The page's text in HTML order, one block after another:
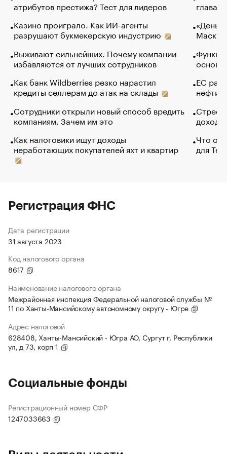
атрибутов престижа? Тест для лидеров
Казино проиграло. Как ИИ-агенты
разрушают букмекерскую индустрию
Выживают сильнейших. Почему компании
избавляются от лучших сотрудников
Как банк Wildberries резко нарастил
кредиты селлерам до атак на склады
Сотрудники открыли новый способ вредить
компаниям. Зачем им это
Как налоговики ищут доходы
неработающих покупателей яхт и квартир
глава
Маск в
основ
ЕС
нефти
Что
для
Регистрация ФНС
Дата регистрации
31 августа 2023
Код налогового органа
8617
Наименование налогового органа
Межрайонная инспекция Федеральной налоговой службы №
11 по Ханты-Мансийскому автономному округу - Югре
Адрес налоговой
628408, Ханты-Мансийский - Югра АО, Сургут г, Республики
ул, д 73, корп 1
Социальные фонды
Регистрационный номер СФР
1247033663